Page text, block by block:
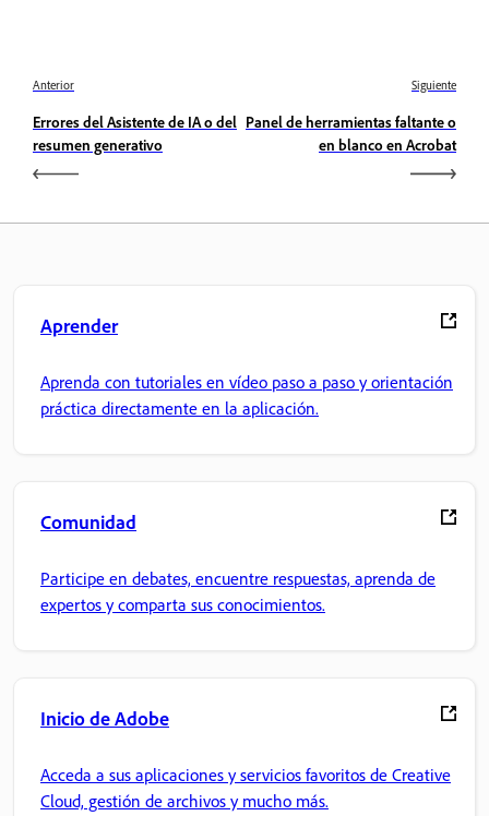
Anterior
Errores del Asistente de IA o del
resumen generativo
Siguiente
Panel de herramientas faltante o
en blanco en Acrobat
Aprender
Aprenda con tutoriales en vídeo paso a paso y orientación
práctica directamente en la aplicación.
Comunidad
Participe en debates, encuentre respuestas, aprenda de
expertos y comparta sus conocimientos.
Inicio de Adobe
Acceda a sus aplicaciones y servicios favoritos de Creative
Cloud, gestión de archivos y mucho más.